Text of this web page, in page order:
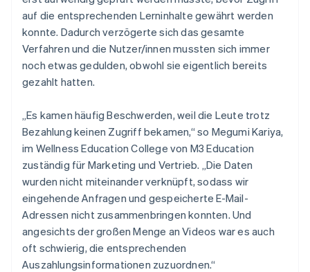
auf die entsprechenden Lerninhalte gewährt werden
konnte. Dadurch verzögerte sich das gesamte
Verfahren und die Nutzer/innen mussten sich immer
noch etwas gedulden, obwohl sie eigentlich bereits
gezahlt hatten.
„Es kamen häufig Beschwerden, weil die Leute trotz
Bezahlung keinen Zugriff bekamen,“ so Megumi Kariya,
im Wellness Education College von M3 Education
zuständig für Marketing und Vertrieb. „Die Daten
wurden nicht miteinander verknüpft, sodass wir
eingehende Anfragen und gespeicherte E-Mail-
Adressen nicht zusammenbringen konnten. Und
angesichts der großen Menge an Videos war es auch
oft schwierig, die entsprechenden
Auszahlungsinformationen zuzuordnen.“